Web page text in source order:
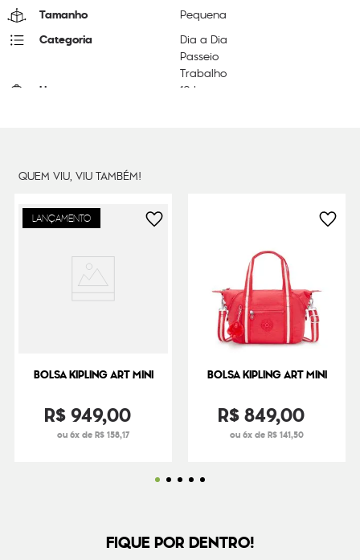
Tamanho Pequena
Categoria
Dia a Dia
Passeio
Trabalho
Litragem 10 L
QUEM VIU, VIU TAMBÉM!
LANÇAMENTO
BOLSA KIPLING ART MINI
R$949,00
ou 6x de R$ 158,17
BOLSA KIPLING ART MINI
R$849,00
ou 6x de R$ 141,50
FIQUE POR DENTRO!